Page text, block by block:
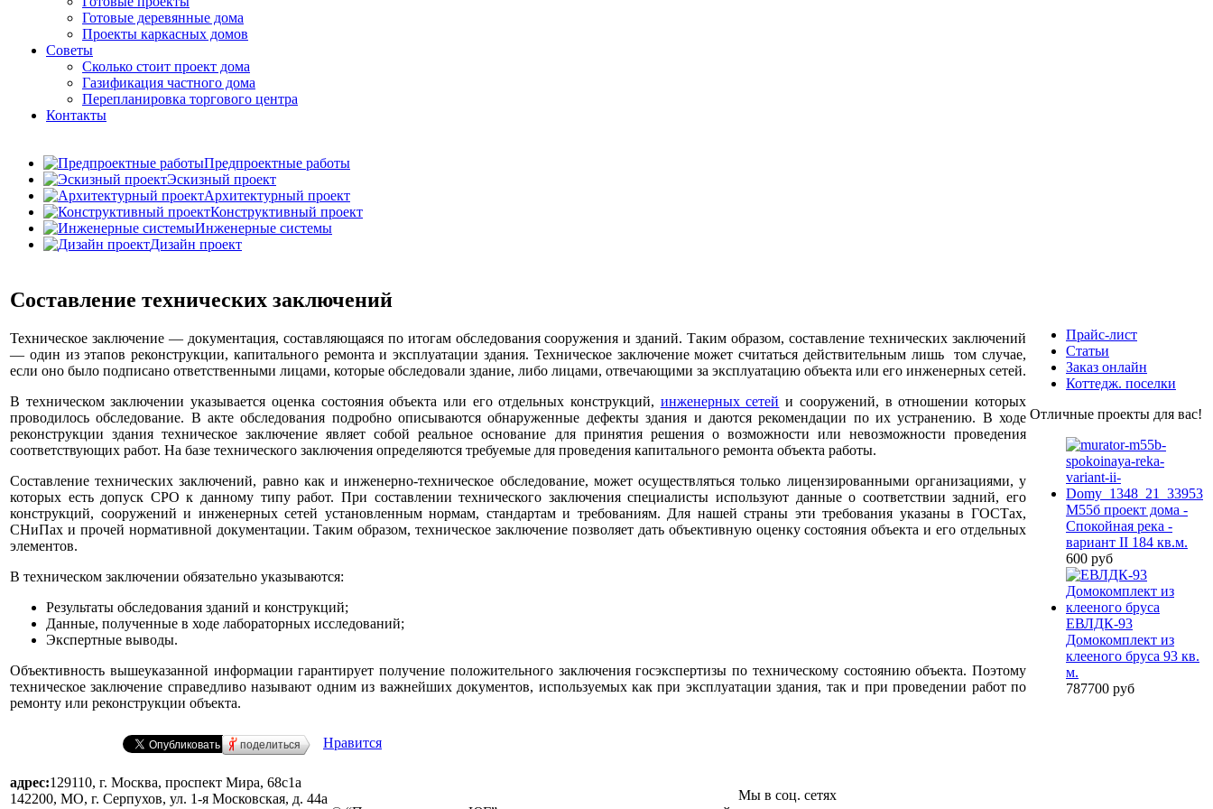
Готовые деревянные дома
Проекты каркасных домов
Советы
Сколько стоит проект дома
Газификация частного дома
Перепланировка торгового центра
Контакты
Предпроектные работы
Эскизный проект
Архитектурный проект
Конструктивный проект
Инженерные системы
Дизайн проект
Составление технических заключений
Техническое заключение — документация, составляющаяся по итогам обследования сооружения и зданий. Таким образом, составление технических заключений
— один из этапов реконструкции, капитального ремонта и эксплуатации здания. Техническое заключение может считаться действительным лишь том случае,
если оно было подписано ответственными лицами, которые обследовали здание, либо лицами, отвечающими за эксплуатацию объекта или его инженерных сетей.
В техническом заключении указывается оценка состояния объекта или его отдельных конструкций, инженерных сетей и сооружений, в отношении которых
проводилось обследование. В акте обследования подробно описываются обнаруженные дефекты здания и даются рекомендации по их устранению. В ходе
реконструкции здания техническое заключение являет собой реальное основание для принятия решения о возможности или невозможности проведения
соответствующих работ. На базе технического заключения определяются требуемые для проведения капитального ремонта объекта работы.
Составление технических заключений, равно как и инженерно-техническое обследование, может осуществляться только лицензированными организациями, у
которых есть допуск СРО к данному типу работ. При составлении технического заключения специалисты используют данные о соответствии задний, его
конструкций, сооружений и инженерных сетей установленным нормам, стандартам и требованиям. Для нашей страны эти требования указаны в ГОСТах,
СНиПах и прочей нормативной документации. Таким образом, техническое заключение позволяет дать объективную оценку состояния объекта и его отдельных
элементов.
В техническом заключении обязательно указываются:
Результаты обследования зданий и конструкций;
Данные, полученные в ходе лабораторных исследований;
Экспертные выводы.
Объективность вышеуказанной информации гарантирует получение положительного заключения госэкспертизы по техническому состоянию объекта. Поэтому
техническое заключение справедливо называют одним из важнейших документов, используемых как при эксплуатации здания, так и при проведении работ по
ремонту или реконструкции объекта.
поделиться Нравится
Прайс-лист
Статьи
Заказ онлайн
Коттедж. поселки
Отличные проекты для вас!
М55б проект дома -
Спокойная река -
вариант II 184 кв.м.
600 руб
ЕВЛДК-93
Домокомплект из
клееного бруса 93 кв.
м.
787700 руб
адрес:129110, г. Москва, проспект Мира, 68с1а
142200, МО, г. Серпухов, ул. 1-я Московская, д. 44a
Мы в соц. сетях